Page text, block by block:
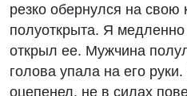
резко обернулся на свою
полуоткрыта. Я
открыл ее. Мужчина
голова упала на его
оцепенел, не в силах